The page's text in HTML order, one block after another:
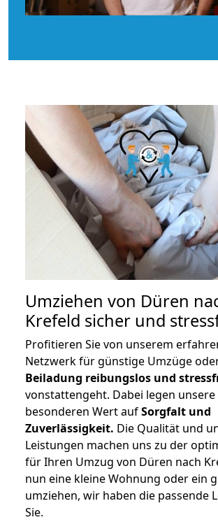
Umziehen von Düren
Krefeld sicher und
Profitieren Sie von unserem
Netzwerk für günstige Umzüge
Beiladung reibungslos und
vonstattengeht. Dabei legen
besonderen Wert aufSorgfalt und
Zuverlässigkeit. Die Qualität und
Leistungen machen uns zu der
für Ihren Umzug von Düren nach
nun eine kleine Wohnung oder ein
umziehen, wir haben die passende
Sie.